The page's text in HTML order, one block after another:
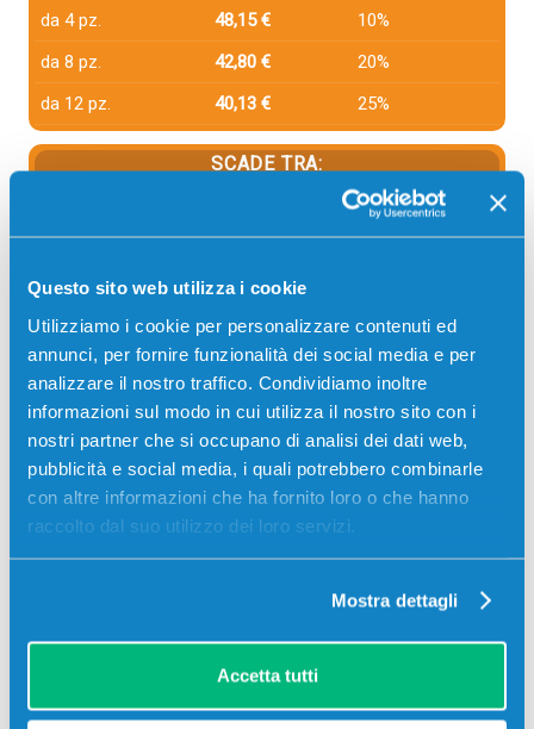
Questo sito web utilizza i cookie
Utilizziamo i cookie per personalizzare contenuti ed
annunci, per fornire funzionalità dei social media e per
analizzare il nostro traffico. Condividiamo inoltre
informazioni sul modo in cui utilizza il nostro sito con i
nostri partner che si occupano di analisi dei dati web,
pubblicità e social media, i quali potrebbero combinarle
con altre informazioni che ha fornito loro o che hanno
raccolto dal suo utilizzo dei loro servizi.
Mostra dettagli
Accetta tutti
da 4 pz. 48,15 €
10%
da 8 pz.
42,80 €
20%
da 12 pz.
40,13 € 25%
SCADE TRA:
08
sec
Carta di credito
Contrassegno
Bonifico bancario
Tamburo compatibile Epson S051204 1204 NERO
30000 pagine per Stampanti: Epson ACULASER
C3900, Epson ACULASER CX37DN